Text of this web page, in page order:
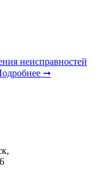
неисправностей
➞